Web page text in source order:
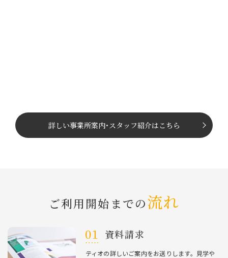
詳しい事業所案内･ スタッフ紹介はこちら
ご利⽤開始までの流れ
資料請求
ティオの詳しいご案内をお送りします。⾒学や